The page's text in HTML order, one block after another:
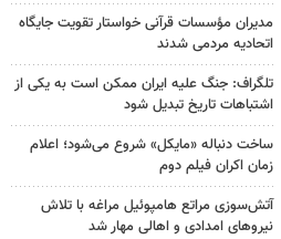
مدیران مؤسسات قرآنی خواستار تقویت جایگاه
اتحادیه‌ مردمی شدند
تلگراف: جنگ علیه ایران ممکن است به یکی از
اشتباهات تاریخ تبدیل شود
ساخت دنباله «مایکل» شروع می‌شود؛ اعلام
زمان اکران فیلم دوم
آتش‌سوزی مراتع هامپوئیل مراغه با تلاش
نیروهای امدادی و اهالی مهار شد